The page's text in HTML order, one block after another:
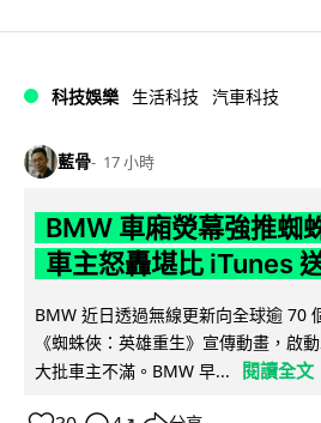
科技娛樂 生活科技 汽車科技
藍骨 17 小時
BMW 車廂熒幕強推蜘
車主怒轟堪比 iTunes
BMW 近日透過無線更新向全球逾 70
《蜘蛛俠：英雄重生》宣傳動畫，啟
大批車主不滿。BMW 早...
閱讀全文